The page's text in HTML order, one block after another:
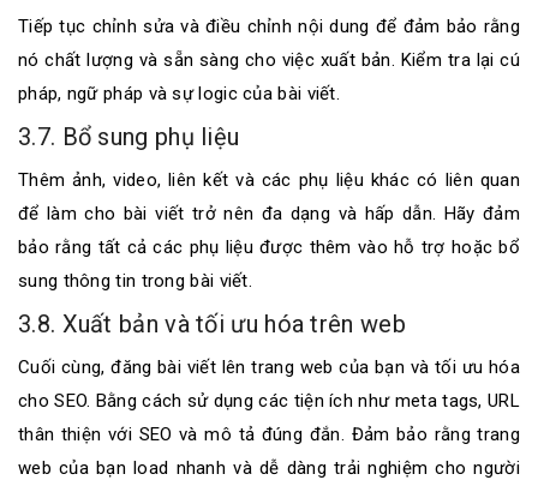
Tiếp tục chỉnh sửa và điều chỉnh nội dung để đảm bảo rằng
nó chất lượng và sẵn sàng cho việc xuất bản. Kiểm tra lại cú
pháp, ngữ pháp và sự logic của bài viết.
3.7. Bổ sung phụ liệu
Thêm ảnh, video, liên kết và các phụ liệu khác có liên quan
để làm cho bài viết trở nên đa dạng và hấp dẫn. Hãy đảm
bảo rằng tất cả các phụ liệu được thêm vào hỗ trợ hoặc bổ
sung thông tin trong bài viết.
3.8. Xuất bản và tối ưu hóa trên web
Cuối cùng, đăng bài viết lên trang web của bạn và tối ưu hóa
cho SEO. Bằng cách sử dụng các tiện ích như meta tags, URL
thân thiện với SEO và mô tả đúng đắn. Đảm bảo rằng trang
web của bạn load nhanh và dễ dàng trải nghiệm cho người